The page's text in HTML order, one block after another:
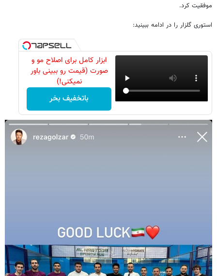
موفقیت کرد.
استوری گلزار را در ادامه ببینید:
ابزار کامل برای اصلاح مو و
صورت (قیمت رو ببینی باور
نمیکنی!)
باتخفیف بخر